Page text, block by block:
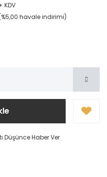
KDV
havale indirimi)
Düşünce Haber Ver